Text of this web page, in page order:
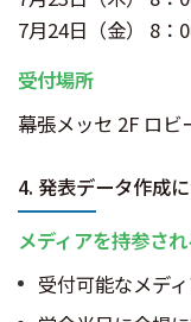
7月24日（金） 8：
受付場所
幕張メッセ 2F ロビ
4. 発表データ作成
メディアを持参さ
受付可能なメデ